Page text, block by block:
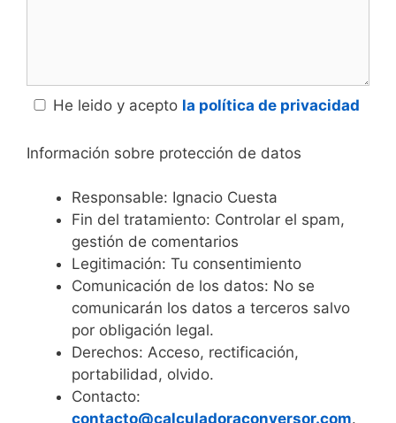
He leido y acepto la política de privacidad
Información sobre protección de datos
Responsable: Ignacio Cuesta
Fin del tratamiento: Controlar el spam,
gestión de comentarios
Legitimación: Tu consentimiento
Comunicación de los datos: No se
comunicarán los datos a terceros salvo
por obligación legal.
Derechos: Acceso, rectificación,
portabilidad, olvido.
Contacto:
contacto@calculadoraconversor.com.